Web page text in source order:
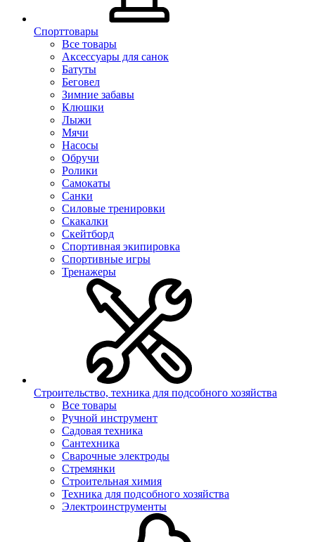
Спорттовары
Все товары
Аксессуары для санок
Батуты
Беговел
Зимние забавы
Клюшки
Лыжи
Мячи
Насосы
Обручи
Ролики
Самокаты
Санки
Силовые тренировки
Скакалки
Скейтборд
Спортивная экипировка
Спортивные игры
Тренажеры
Строительство, техника для подсобного хозяйства
Все товары
Ручной инструмент
Садовая техника
Сантехника
Сварочные электроды
Стремянки
Строительная химия
Техника для подсобного хозяйства
Электроинструменты